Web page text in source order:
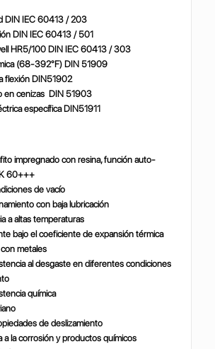
DIN IEC 60413 / 203
DIN IEC 60413 / 501
HR5/100 DIN IEC 60413 / 303
(68-392°F) DIN 51909
flexión DIN51902
en cenizas DIN 51903
específica DIN51911
impregnado con resina, función auto-
60+++
de vacío
con baja lubricación
a altas temperaturas
bajo el coeficiente de expansión térmica
metales
al desgaste en diferentes condiciones
química
de deslizamiento
a la corrosión y productos químicos